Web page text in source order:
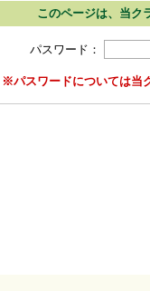
このページは、当ク
パスワード：
※パスワードについては当